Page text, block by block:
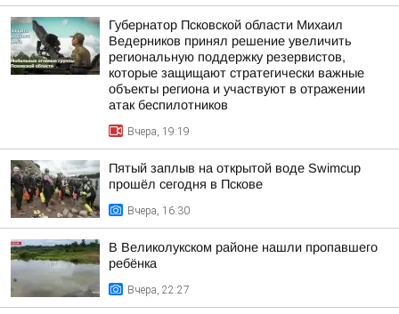
Губернатор Псковской области Михаил
Ведерников принял решение увеличить
региональную поддержку резервистов,
которые защищают стратегически важные
объекты региона и участвуют в отражении
атак беспилотников
Вчера, 19:19
Пятый заплыв на открытой воде Swimcup
прошёл сегодня в Пскове
Вчера, 16:30
В Великолукском районе нашли пропавшего
ребёнка
Вчера, 22:27